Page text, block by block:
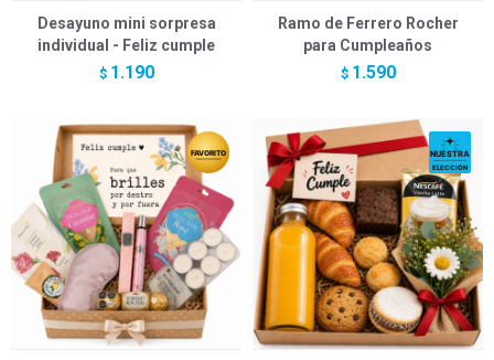
Desayuno mini sorpresa
individual - Feliz cumple
$ 1.190
Ramo de Ferrero Rocher
para Cumpleaños
$ 1.590